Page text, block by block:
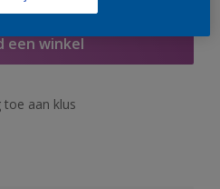
een winkel
toe aan klus